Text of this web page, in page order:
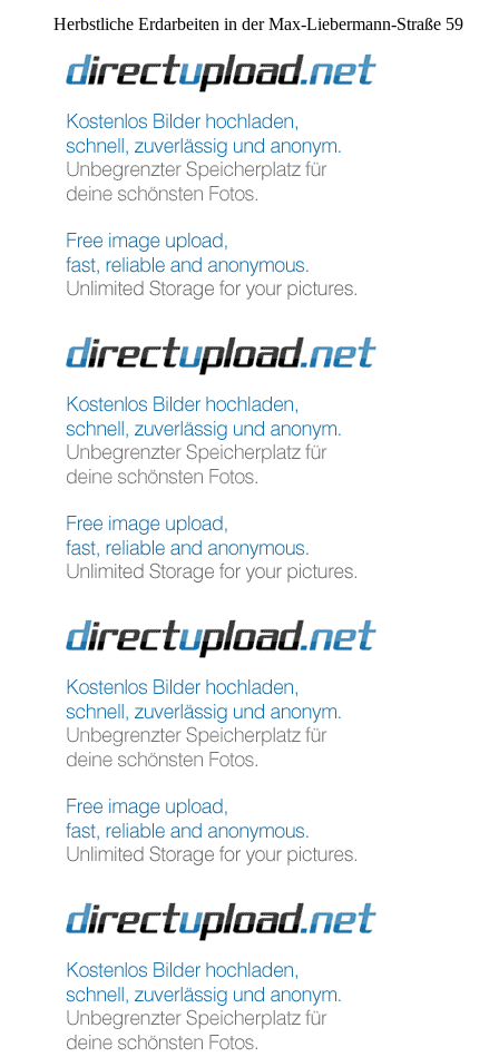
Herbstliche Erdarbeiten in der Max-Liebermann-Straße 59